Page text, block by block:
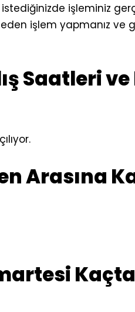
işleminiz
işlem yapmanız ve
Saatleri
Arasına
Kaçta